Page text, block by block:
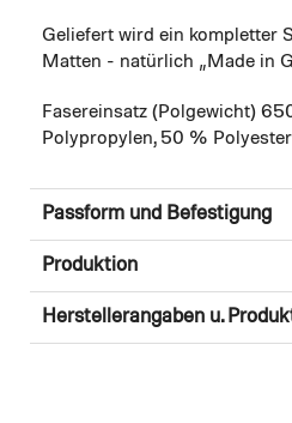
Geliefert wird ein kompletter
Matten - natürlich „Made in
Fasereinsatz (Polgewicht)
Polypropylen, 50 % Polyester
Passform und Befestigung
Produktion
Herstellerangaben u.